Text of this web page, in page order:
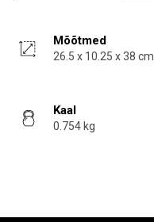
Mõõtmed
26.5 x 10.25 x 38 cm
Kaal
0.754 kg